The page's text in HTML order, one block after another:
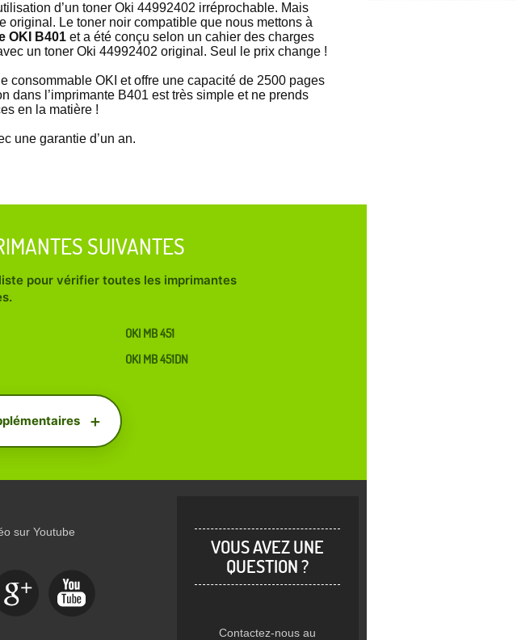
d’un toner Oki 44992402 irréprochable. Mais
original. Le toner noir compatible que nous mettons à
OKI B401 et a été conçu selon un cahier des charges
un toner Oki 44992402 original. Seul le prix change !
consommable OKI et offre une capacité de 2500 pages
dans l’imprimante B401 est très simple et ne prends
en la matière !
une garantie d’un an.
SUIVANTES
pour vérifier toutes les imprimantes
OKI MB 451
OKI MB 451DN
sur Youtube
VOUS AVEZ UNE
QUESTION ?
Contactez-nous au